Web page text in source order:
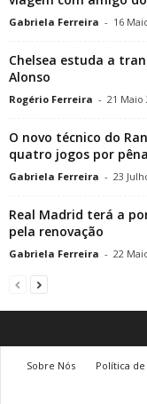
Gabriela Ferreira - 16
Chelsea estuda a
Alonso
Rogério Ferreira - 21 Maio
O novo técnico do
quatro jogos por
Gabriela Ferreira - 23
Real Madrid terá a
pela renovação
Gabriela Ferreira - 22
Sobre Nós Política